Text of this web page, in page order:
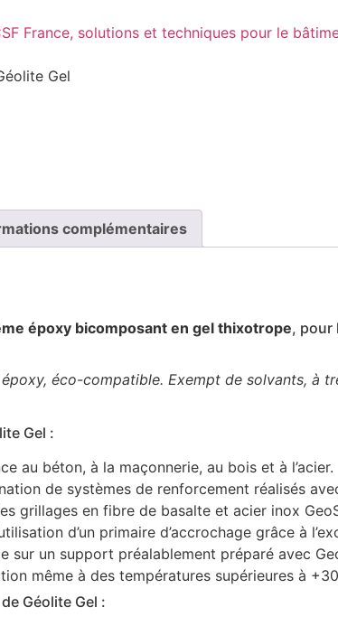
Gel
complémentaires
époxy bicomposant en gel thixotrope, pour
époxy, éco-compatible. Exempt de solvants, à
Gel :
au béton, à la maçonnerie, au bois et à l’acier.
de systèmes de renforcement réalisés
grillages en fibre de basalte et acier inox
d’un primaire d’accrochage grâce à
sur un support préalablement préparé avec
même à des températures supérieures à
Géolite Gel :